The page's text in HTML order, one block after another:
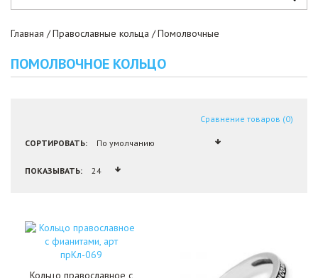
Главная Православные кольца Помолвочные
ПОМОЛВОЧНОЕ КОЛЬЦО
Сравнение товаров (0)
СОРТИРОВАТЬ:
ПОКАЗЫВАТЬ:
Кольцо православное с